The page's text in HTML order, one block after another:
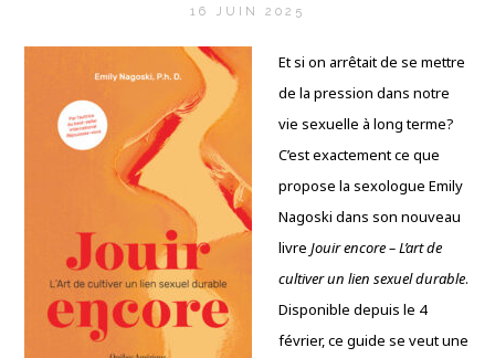
16 JUIN 2025
Et si on arrêtait de se mettre
de la pression dans notre
vie sexuelle à long terme?
C’est exactement ce que
propose la sexologue Emily
Nagoski dans son nouveau
livreJouir encore – L’art de
cultiver un lien sexuel durable.
Disponible depuis le 4
février, ce guide se veut une